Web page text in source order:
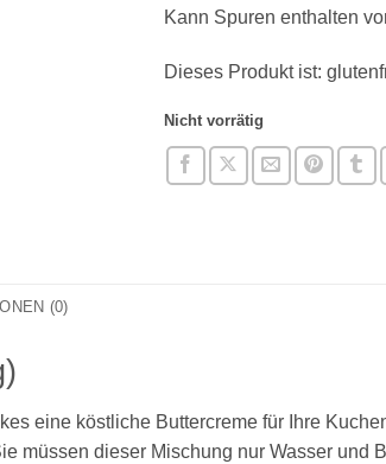
Kann Spuren enthalten
Dieses Produkt ist:
Nicht vorrätig
(0)
eine köstliche Buttercreme für Ihre
müssen dieser Mischung nur Wasser und